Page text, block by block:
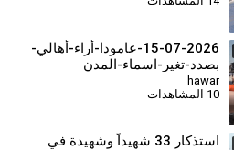
15-07-2026-عامودا-أراء-أهالي-
بصدد-تغير-اسماء-المدن
hawar
10 المشاهدات
استذكار 33 شهيداً وشهيدة في